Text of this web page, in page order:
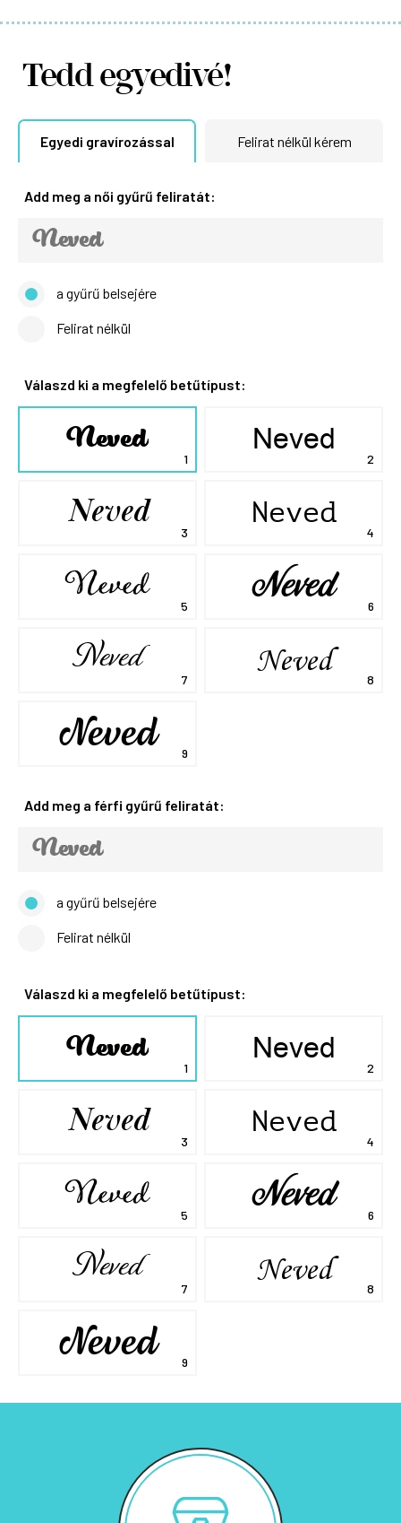
Tedd egyedivé!
Egyedi gravírozással Felirat nélkül kérem
Add meg a női gyűrű feliratát:
a gyűrű belsejére
Felirat nélkül
Válaszd ki a megfelelő betűtípust:
Neved Neved
Neved Neved
Neved Neved
Neved Neved
Neved
Add meg a férfi gyűrű feliratát:
a gyűrű belsejére
Felirat nélkül
Válaszd ki a megfelelő betűtípust:
Neved Neved
Neved Neved
Neved Neved
Neved Neved
Neved